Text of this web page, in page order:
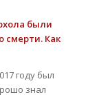
были
смерти. Как
году был
знал